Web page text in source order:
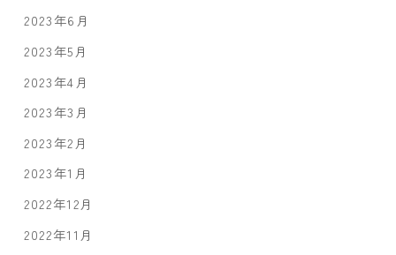
2023年6月
2023年5月
2023年4月
2023年3月
2023年2月
2023年1月
2022年12月
2022年11月